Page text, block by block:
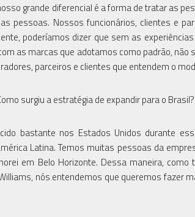
grande diferencial é a forma de tratar as
pessoas. Nossos funcionários, clientes e
poderíamos dizer que sem as
as marcas que adotamos como padrão,
parceiros e clientes que entendem o
surgiu a estratégia de expandir para o Brasil?
bastante nos Estados Unidos durante
Latina. Temos muitas pessoas da
em Belo Horizonte. Dessa maneira,
nós entendemos que queremos fazer